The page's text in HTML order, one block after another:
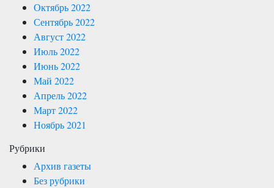
Октябрь 2022
Сентябрь 2022
Август 2022
Июль 2022
Июнь 2022
Май 2022
Апрель 2022
Март 2022
Ноябрь 2021
Рубрики
Архив газеты
Без рубрики